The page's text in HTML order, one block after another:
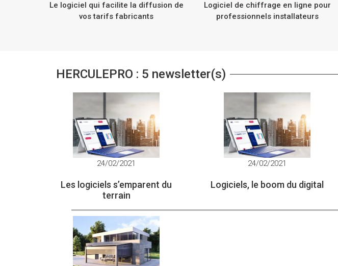
Le logiciel qui facilite la diffusion de
vos tarifs fabricants
Logiciel de chiffrage en ligne pour
professionnels installateurs
HERCULEPRO : 5 newsletter(s)
24/02/2021
Les logiciels s’emparent du
terrain
24/02/2021
Logiciels, le boom du digital